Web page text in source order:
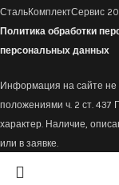
СтальКомплектСервис
Политика обработки
персональных данных
Информация на сайте не
положениями ч. 2 ст. 437
характер. Наличие,
или в заявке.